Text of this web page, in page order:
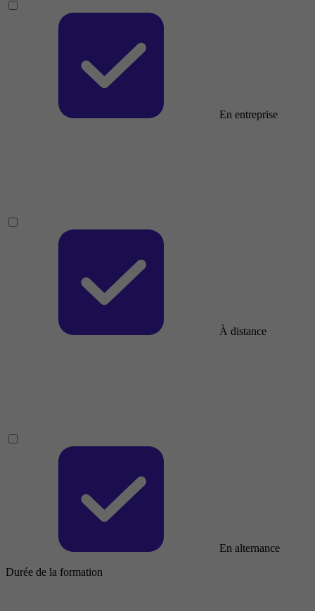
En entreprise
À distance
En alternance
Durée de la formation